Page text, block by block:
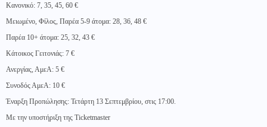
Κανονικό: 7, 35, 45, 60 €
Μειωμένο, Φίλος, Παρέα 5-9 άτομα: 28, 36, 48 €
Παρέα 10+ άτομα: 25, 32, 43 €
Κάτοικος Γειτονιάς: 7 €
Ανεργίας, ΑμεΑ: 5 €
Συνοδός ΑμεA: 10 €
Έναρξη Προπώλησης: Τετάρτη 13 Σεπτεμβρίου, στις 17:00.
Με την υποστήριξη της Ticketmaster